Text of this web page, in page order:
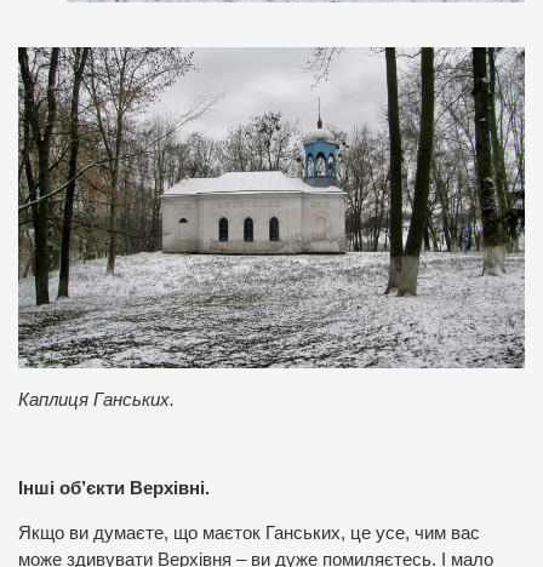
Каплиця Ганських.
Інші об’єкти Верхівні.
Якщо ви думаєте, що маєток Ганських, це усе, чим вас
може здивувати Верхівня – ви дуже помиляєтесь. І мало